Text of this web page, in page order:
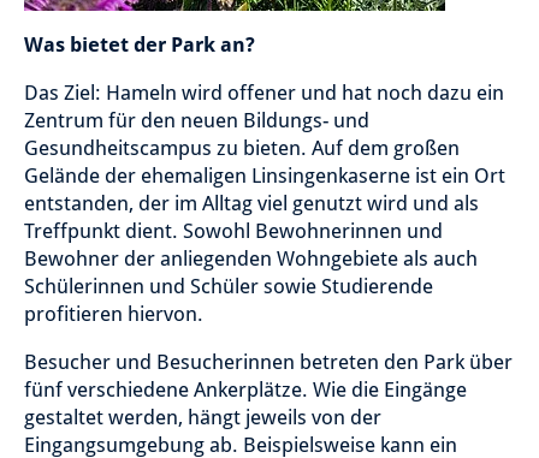
Was bietet der Park an?
Das Ziel: Hameln wird offener und hat noch dazu ein
Zentrum für den neuen Bildungs- und
Gesundheitscampus zu bieten. Auf dem großen
Gelände der ehemaligen Linsingenkaserne ist ein Ort
entstanden, der im Alltag viel genutzt wird und als
Treffpunkt dient. Sowohl Bewohnerinnen und
Bewohner der anliegenden Wohngebiete als auch
Schülerinnen und Schüler sowie Studierende
profitieren hiervon.
Besucher und Besucherinnen betreten den Park über
fünf verschiedene Ankerplätze. Wie die Eingänge
gestaltet werden, hängt jeweils von der
Eingangsumgebung ab. Beispielsweise kann ein